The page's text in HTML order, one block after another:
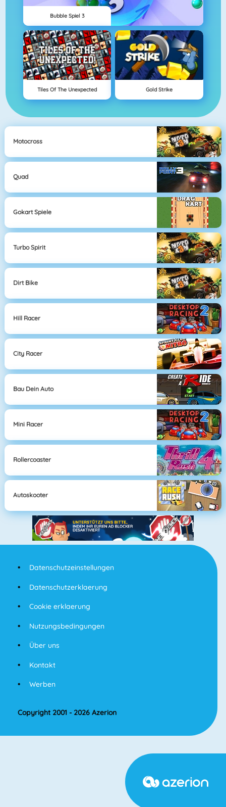
Bubble Spiel 3
Tiles Of The Unexpected Gold Strike
Motocross
Quad
Gokart Spiele
Turbo Spirit
Dirt Bike
Hill Racer
City Racer
Bau Dein Auto
Mini Racer
Rollercoaster
Autoskooter
Datenschutzeinstellungen
Datenschutzerklaerung
Cookie erklaerung
Nutzungsbedingungen
Über uns
Kontakt
Werben
Copyright 2001 - 2026 Azerion